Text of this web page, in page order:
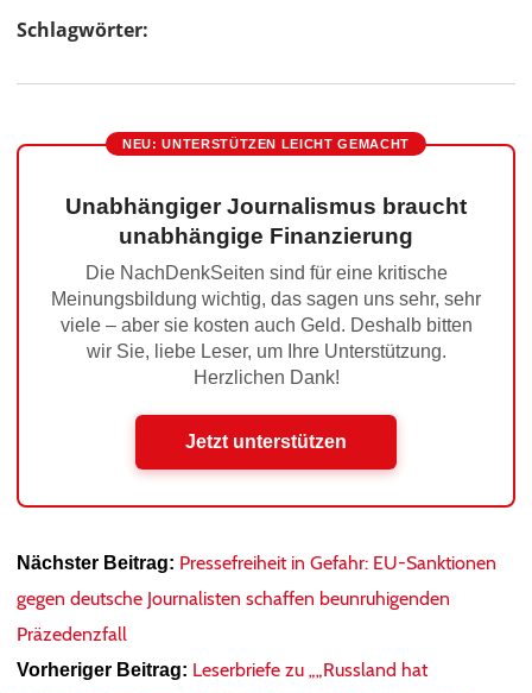
Schlagwörter:
NEU: UNTERSTÜTZEN LEICHT GEMACHT
Unabhängiger Journalismus braucht
unabhängige Finanzierung
Die NachDenkSeiten sind für eine kritische
Meinungsbildung wichtig, das sagen uns sehr, sehr
viele – aber sie kosten auch Geld. Deshalb bitten
wir Sie, liebe Leser, um Ihre Unterstützung.
Herzlichen Dank!
Jetzt unterstützen
Nächster Beitrag: Pressefreiheit in Gefahr: EU-Sanktionen
gegen deutsche Journalisten schaffen beunruhigenden
Präzedenzfall
Vorheriger Beitrag: Leserbriefe zu „„Russland hat